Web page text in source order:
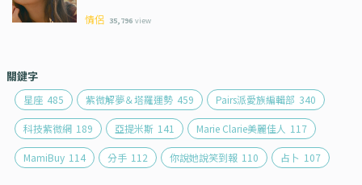
情侶 35,796 view
關鍵字
星座 485 紫微解夢＆塔羅運勢 459 Pairs派愛族編輯部 340
科技紫微網 189 亞提米斯 141 Marie Clarie美麗佳人 117
MamiBuy 114 分手 112 你說她說笑到報 110 占卜 107